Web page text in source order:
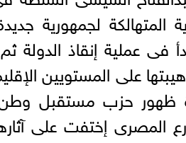
المتهالكة لجمهورية
فى عملية إنقاذ
على المستويين
حزب مستقبل وطن
إختفت على